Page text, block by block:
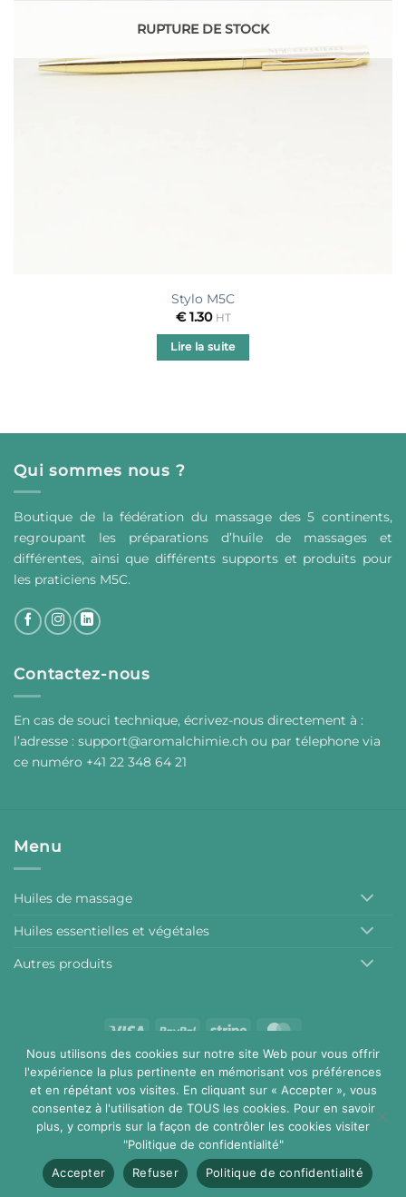
RUPTURE DE STOCK
Stylo M5C
€1.30 HT
Lire la suite
Qui sommes nous ?
Boutique de la fédération du massage des 5 continents,
regroupant les préparations d’huile de massages et
différentes, ainsi que différents supports et produits pour
les praticiens M5C.
Contactez-nous
En cas de souci technique, écrivez-nous directement à :
l’adresse : support@aromalchimie.ch ou par télephone via
ce numéro +41 22 348 64 21
Menu
Huiles de massage
Huiles essentielles et végétales
Autres produits
Visa PayPal Stripe
Conditions générales de vente Mentions légales
Copyright 2026 ©Aromalchimie
Nous utilisons des cookies sur notre site Web pour vous offrir
l'expérience la plus pertinente en mémorisant vos préférences
et en répétant vos visites. En cliquant sur « Accepter », vous
consentez à l'utilisation de TOUS les cookies. Pour en savoir
plus, y compris sur la façon de contrôler les cookies visiter
"Politique de confidentialité"
Accepter
Refuser Politique de confidentialité